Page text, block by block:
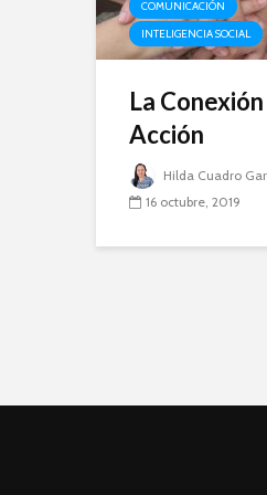
COMUNICACIÓN
INTELIGENCIA SOCIAL
La
Acción
Hilda Cuadro
16 octubre, 2019